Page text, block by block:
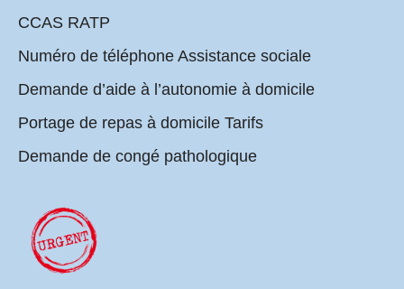
CCAS RATP
Numéro de téléphone Assistance sociale
Demande d’aide à l’autonomie à domicile
Portage de repas à domicile Tarifs
Demande de congé pathologique